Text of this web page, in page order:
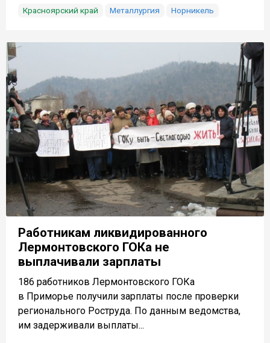
Красноярский край Металлургия Норникель
Работникам ликвидированного
Лермонтовского ГОКа не
выплачивали зарплаты
186 работников Лермонтовского ГОКа
в Приморье получили зарплаты после проверки
регионального Роструда. По данным ведомства,
им задерживали выплаты...